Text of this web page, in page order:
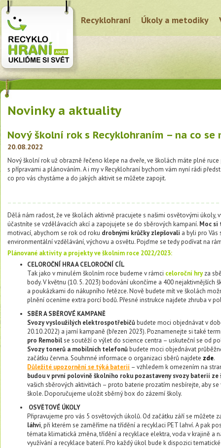
Recyklohraní Úkoly a metodiky
Novinky a aktuality
Nový školní rok s Recyklohraním – na co
20.08.2022
Nový školní rok už obrazně řečeno klepe na dveře, ve školách máte plné ruce
s přípravami a plánováním. A i my v Recyklohraní bychom vám nyní rádi
co pro vás chystáme a do jakých aktivit se můžete zapojit.
Dělá nám radost, že ve školách aktivně pracujete s našimi osvětovými úkoly,
účastníte se vzdělávacích akcí a zapojujete se do sběrových kampaní. Moc si
motivací, abychom se rok od roku drobnými krůčky zlepšovali a byli pro
environmentální vzdělávání, výchovu a osvětu. Pojďme se tedy podívat na
Plánované aktivity a projekty ve školním roce 2022/2023:
CELOROČNÍ HRA A CELOROČNÍ CÍL
Tak jako v minulém školním roce budeme v rámci celoroční hryza
body. V květnu (10. 5. 2023) bodování ukončíme a 400
a poukázkami do nákupního řetězce. Nově budete mít ve školách
plnění oceníme extra porcí bodů. Přesné instrukce najdete zhruba v
SBĚR A SBĚROVÉ KAMPANĚ
Svozy vysloužilých elektrospotřebičůbudete moci objednávat v
20.10.2022) a jarní kampaně (březen 2023). Poznamenejte si také
pro Remobilse soutěží o výlet do science centra – uskuteční se od
Svozy tonerů a mobilních telefonůbudete moci objednávat
začátku června. Souhrnné informace o organizaci sběrů najdete zde.
Důležité upozornění se týká baterií – vzhledem k omezením na
budou v první polovině školního roku pozastaveny svozy baterií ze
vašich sběrových aktivitách – proto baterie prozatím nesbírejte, aby
škole. Doporučujeme uložit sběrný box do zázemí školy.
OSVĚTOVÉ ÚKOLY
Připravujeme pro vás 5 osvětových úkolů. Od začátku září se můžete
láhvi, při kterém se zaměříme na třídění a recyklaci PET lahví. A pak
témata klimatická změna, třídění a recyklace elektra, voda v krajině a
využívání a recyklace baterií. Pro každý úkol bude k dispozici